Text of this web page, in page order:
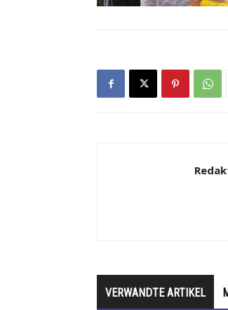
VERWANDTE ARTIKEL